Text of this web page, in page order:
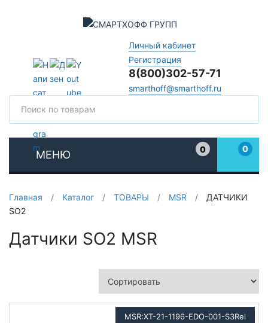
Личный кабинет
Регистрация
8(800)302-57-71
smarthoff@smarthoff.ru
МЕНЮ
0
0
Главная / Каталог / ТОВАРЫ / MSR /
ДАТЧИКИ
SO2
Датчики SO2 MSR
MSR:XT-21-1196-EDO-001-S3Rel